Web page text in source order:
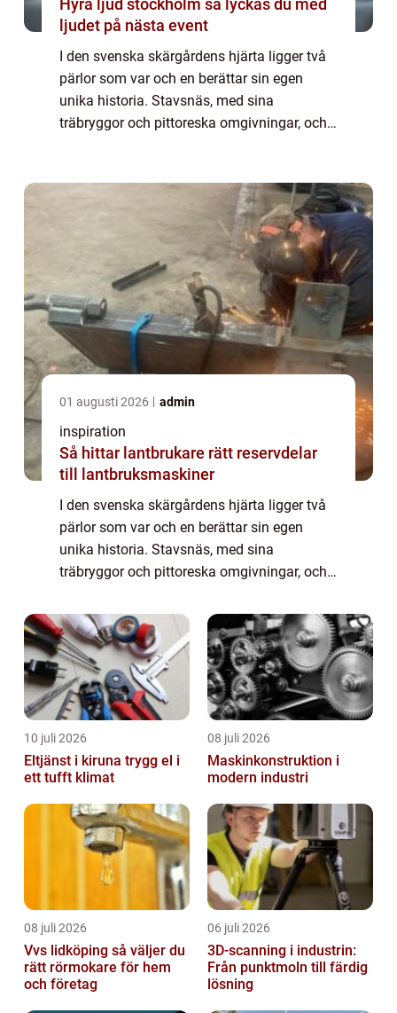
Hyra ljud stockholm så lyckas du med
ljudet på nästa event
I den svenska skärgårdens hjärta ligger två
pärlor som var och en berättar sin egen
unika historia. Stavsnäs, med sina
träbryggor och pittoreska omgivningar, och
01 augusti 2026 admin
inspiration
Så hittar lantbrukare rätt reservdelar
till lantbruksmaskiner
I den svenska skärgårdens hjärta ligger två
pärlor som var och en berättar sin egen
unika historia. Stavsnäs, med sina
träbryggor och pittoreska omgivningar, och
10 juli 2026
Eltjänst i kiruna trygg el i
ett tufft klimat
08 juli 2026
Maskinkonstruktion i
modern industri
08 juli 2026
Vvs lidköping så väljer du
rätt rörmokare för hem
och företag
06 juli 2026
3D-scanning i industrin:
Från punktmoln till färdig
lösning